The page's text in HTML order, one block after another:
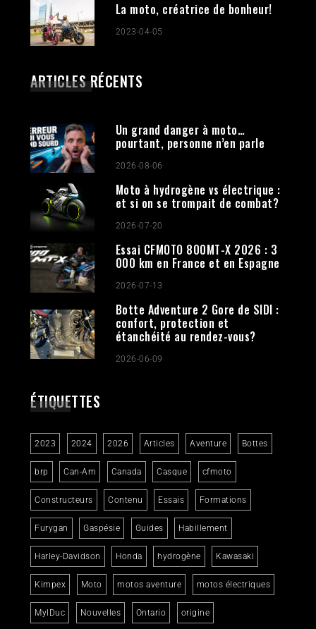
La moto, créatrice de bonheur!
2023-04-05
ARTICLES RÉCENTS
Un grand danger à moto…
pourtant, personne n’en parle
2026-08-06
Moto à hydrogène vs électrique :
et si on se trompait de combat?
2026-07-20
Essai CFMOTO 800MT-X 2026 : 3
000 km en France et en Espagne
2026-07-13
Botte Adventure 2 Gore de SIDI :
confort, protection et
étanchéité au rendez-vous?
2026-06-09
ÉTIQUETTES
2023 2024 2026 Articles Aventure Bottes
brp Can-Am Canada Casque cfmoto
Constructeurs Contenu Essais Formations
Furygan Gaspésie Guides Habillement
Harley-Davidson Honda hydrogène Kawasaki
Kimpex Moto motos aventure motos électriques
MylDuc Nouvelles Ontario origine